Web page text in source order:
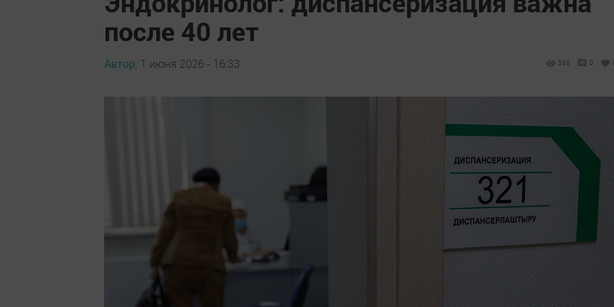
после 40 лет
Автор, 1 июня 2026 - 16:33 336 0